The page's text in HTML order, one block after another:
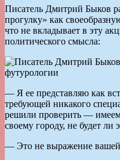
Писатель Дмитрий Быков
прогулку» как
что не вкладывает в эту
политического смысла:
— Я ее представляю как
требующей никакого
решили проверить —
своему городу, не будет ли
— Это не выражение